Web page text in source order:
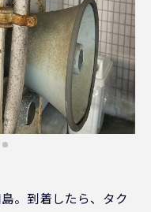
。到着したら、タク